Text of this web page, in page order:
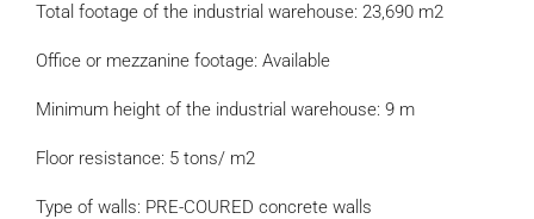
Total footage of the industrial warehouse: 23,690 m2
Office or mezzanine footage: Available
Minimum height of the industrial warehouse: 9 m
Floor resistance: 5 tons/ m2
Type of walls: PRE-COURED concrete walls